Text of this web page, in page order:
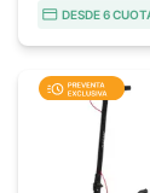
DESDE 6